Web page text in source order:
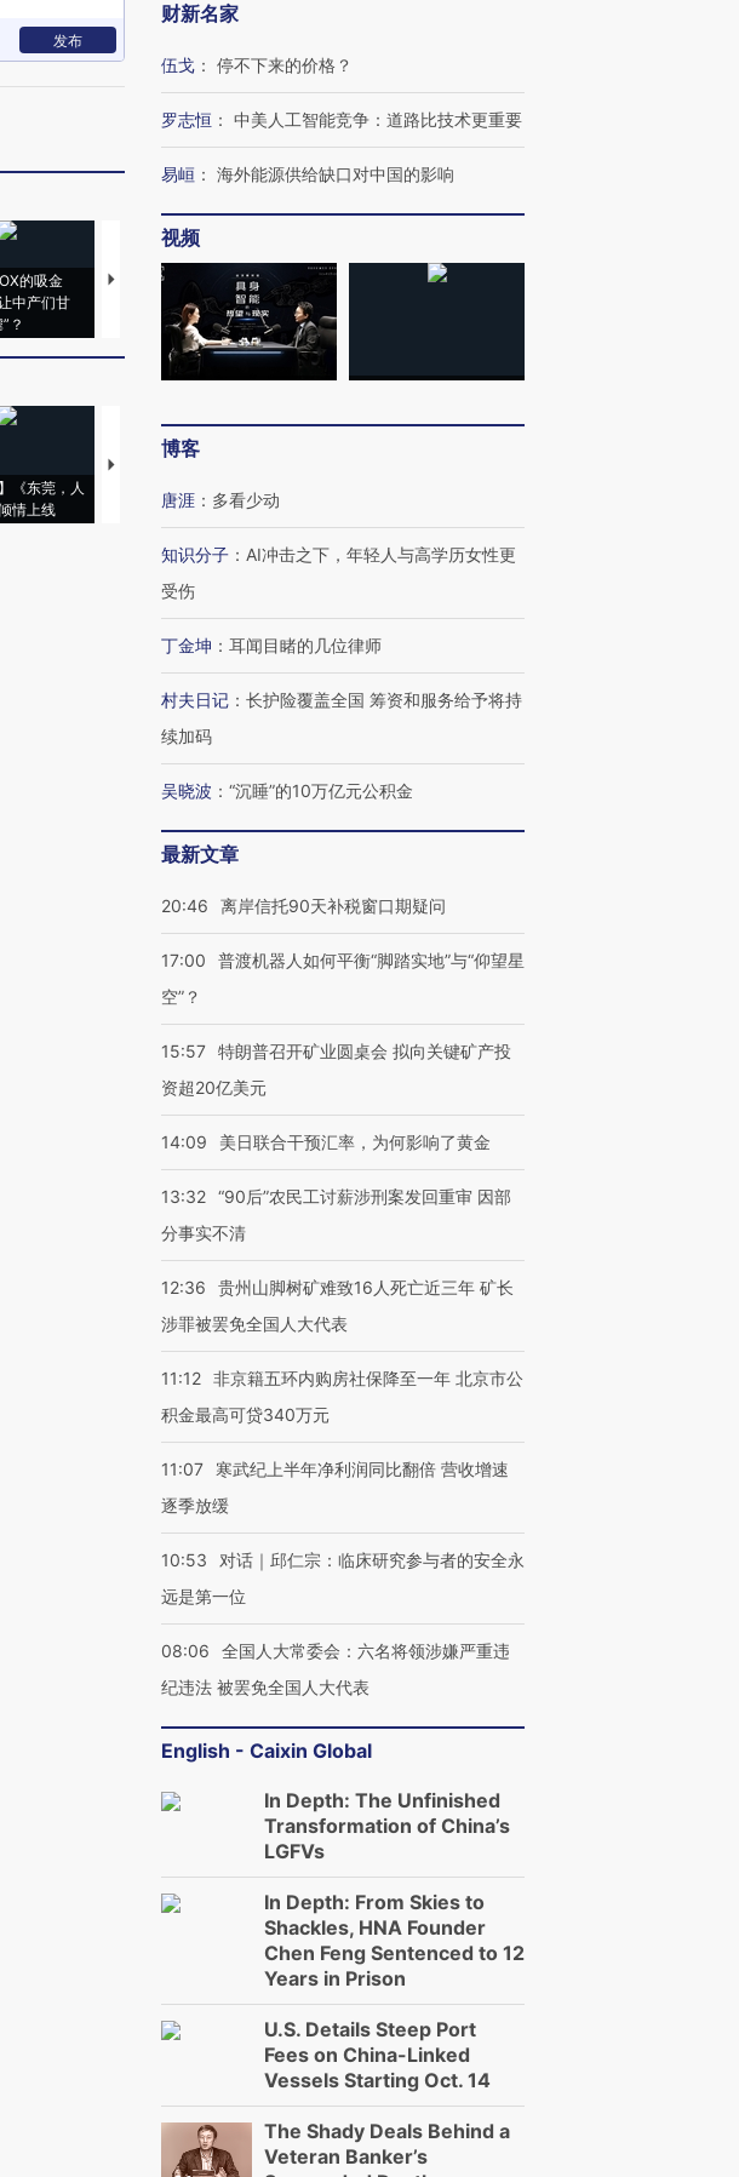
发布
的吸金
中产们甘
？
马航飞行员跨国走私7万
粒摇头丸 尿检体内含3种
视线｜被称为“蟑螂”的印
度Z世代 用街头抗争将教
育部长拱下台
《东莞，人
情上线
【推广】走进第四届链博
会，让数智科技“链”接产
财新名家
伍戈 ： 停不下来的价格？
罗志恒 ： 中美人工智能竞争：道路比技术更重要
易峘 ： 海外能源供给缺口对中国的影响
视频
博客
唐涯 ： 多看少动
知识分子 ： AI冲击之下，年轻人与高学历女性更
受伤
丁金坤 ： 耳闻目睹的几位律师
村夫日记 ： 长护险覆盖全国 筹资和服务给予将持
续加码
吴晓波 ： “沉睡”的10万亿元公积金
最新文章
20:46 离岸信托90天补税窗口期疑问
17:00
普渡机器人如何平衡“脚踏实地”与“仰望星
空”？
15:57 特朗普召开矿业圆桌会 拟向关键矿产投
资超20亿美元
14:09 美日联合干预汇率，为何影响了黄金
13:32 “90后”农民工讨薪涉刑案发回重审 因部
分事实不清
12:36
贵州山脚树矿难致16人死亡近三年 矿长
涉罪被罢免全国人大代表
11:12 非京籍五环内购房社保降至一年 北京市公
积金最高可贷340万元
11:07
寒武纪上半年净利润同比翻倍 营收增速
逐季放缓
10:53
对话｜邱仁宗：临床研究参与者的安全永
远是第一位
08:06
全国人大常委会：六名将领涉嫌严重违
纪违法 被罢免全国人大代表
English - Caixin Global
In Depth: The Unfinished
Transformation of China’s
LGFVs
In Depth: From Skies to
Shackles, HNA Founder
Chen Feng Sentenced to 12
Years in Prison
U.S. Details Steep Port
Fees on China-Linked
Vessels Starting Oct. 14
The Shady Deals Behind a
Veteran Banker’s